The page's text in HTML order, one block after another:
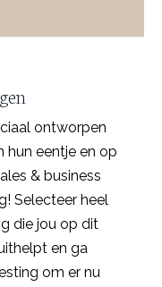
ontworpen
hun eentje en op
& business
Selecteer heel
die jou op dit
en ga
om er nu